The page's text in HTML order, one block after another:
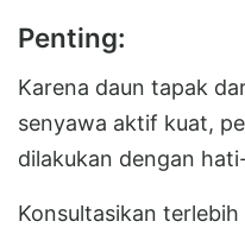
Penting:
Karena daun tapak
senyawa aktif kuat,
dilakukan dengan
Konsultasikan